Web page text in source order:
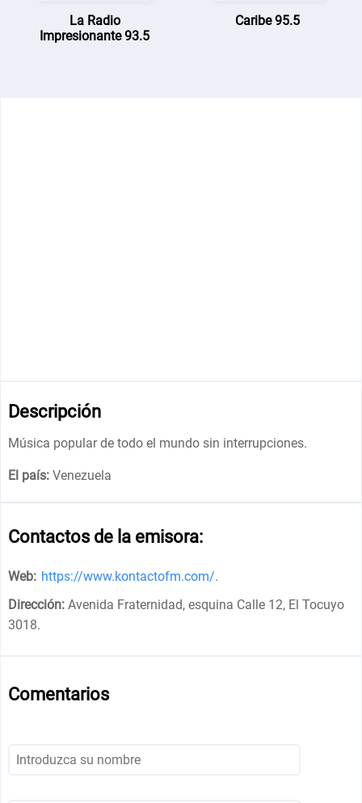
La Radio
Impresionante 93.5
Caribe 95.5
Descripción
Música popular de todo el mundo sin interrupciones.
El país: Venezuela
Contactos de la emisora:
Web: https://www.kontactofm.com/.
Dirección: Avenida Fraternidad, esquina Calle 12, El Tocuyo
3018.
Comentarios